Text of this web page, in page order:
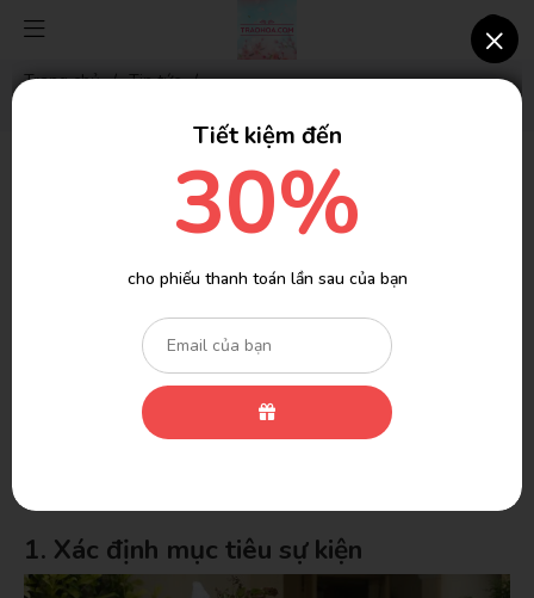
Trang chủ / Tin tức /
LỰA CHỌN HOA CHO SỰ KIỆN CÔNG
Sự kiện công cộng thường diễn ra khá phổ biến trong cuộc sống.
Cho dù đó là lễ hội thường niên, buổi triển lãm nghệ thuật, buổi
hòa nhạc ngoài trời … , thì hoa luôn đóng một vai trò quan trọng
trong việc tạo không gian ấm áp và tôn vinh các sự kiện này.
cho sự kiện công cộng để tạo nên một không gian đẹp và thú vị.
1. Xác định mục tiêu sự kiện
×
Tiết kiệm đến
30%
cho phiếu thanh toán lần sau của bạn